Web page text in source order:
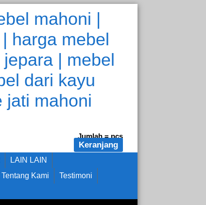
Jumlah =pcs
Keranjang
LAIN LAIN
Tentang Kami
Testimoni